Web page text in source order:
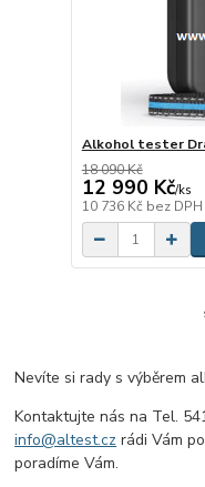
Alkohol tester
18 090 Kč
12 990 Kč/ks
10 736 Kč bez DPH
Nevíte si rady s výběrem
Kontaktujte nás na Tel.
info@altest.cz rádi Vám
poradíme Vám.